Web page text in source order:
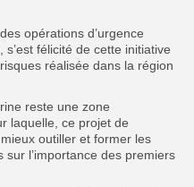
opérations d’urgence
félicité de cette initiative
réalisée dans la région
reste une zone
laquelle, ce projet de
outiller et former les
l’importance des premiers